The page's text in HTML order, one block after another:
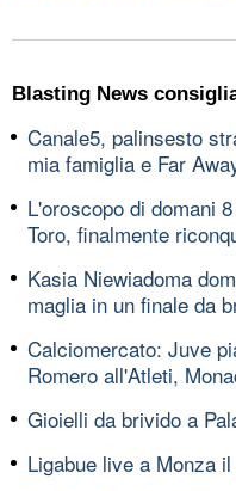
Blasting News
Canale5, palinsesto
mia famiglia e Far
L'oroscopo di domani
Toro, finalmente
Kasia Niewiadoma
maglia in un finale da
Calciomercato: Juve
Romero all'Atleti,
Gioielli da brivido a
Ligabue live a Monza